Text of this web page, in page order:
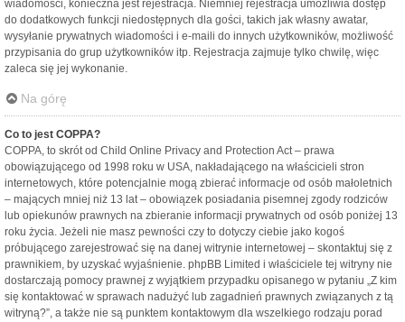
wiadomości, konieczna jest rejestracja. Niemniej rejestracja umożliwia dostęp
do dodatkowych funkcji niedostępnych dla gości, takich jak własny awatar,
wysyłanie prywatnych wiadomości i e-maili do innych użytkowników, możliwość
przypisania do grup użytkowników itp. Rejestracja zajmuje tylko chwilę, więc
zaleca się jej wykonanie.
Na górę
Co to jest COPPA?
COPPA, to skrót od Child Online Privacy and Protection Act – prawa
obowiązującego od 1998 roku w USA, nakładającego na właścicieli stron
internetowych, które potencjalnie mogą zbierać informacje od osób małoletnich
– mających mniej niż 13 lat – obowiązek posiadania pisemnej zgody rodziców
lub opiekunów prawnych na zbieranie informacji prywatnych od osób poniżej 13
roku życia. Jeżeli nie masz pewności czy to dotyczy ciebie jako kogoś
próbującego zarejestrować się na danej witrynie internetowej – skontaktuj się z
prawnikiem, by uzyskać wyjaśnienie. phpBB Limited i właściciele tej witryny nie
dostarczają pomocy prawnej z wyjątkiem przypadku opisanego w pytaniu „Z kim
się kontaktować w sprawach nadużyć lub zagadnień prawnych związanych z tą
witryną?”, a także nie są punktem kontaktowym dla wszelkiego rodzaju porad